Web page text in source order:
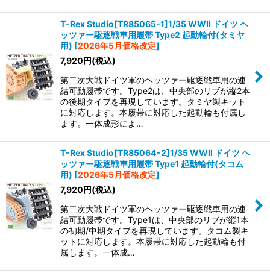
T-Rex Studio[TR85065-1]1/35 WWII ドイツ ヘ
ッツァー駆逐戦車用履帯 Type2 起動輪付(タミヤ
用) [2026年5月価格改定]
7,920円(税込)
第二次大戦ドイツ軍のヘッツァー駆逐戦車用の連
結可動履帯です。Type2は、中央部のリブが縦2本
の後期タイプを再現しています。タミヤ製キット
に対応します。本履帯に対応した起動輪も付属し
ます。一体成形によ…
T-Rex Studio[TR85064-2]1/35 WWII ドイツ ヘ
ッツァー駆逐戦車用履帯 Type1 起動輪付(タコム
用) [2026年5月価格改定]
7,920円(税込)
第二次大戦ドイツ軍のヘッツァー駆逐戦車用の連
結可動履帯です。Type1は、中央部のリブが縦1本
の初期/中期タイプを再現しています。タコム製キ
ットに対応します。本履帯に対応した起動輪も付
属します。一体成…